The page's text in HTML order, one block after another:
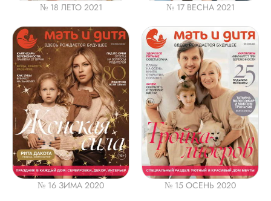
№ 18 ЛЕТО 2021 № 17 ВЕСНА 2021
№ 16 ЗИМА 2020 № 15 ОСЕНЬ 2020